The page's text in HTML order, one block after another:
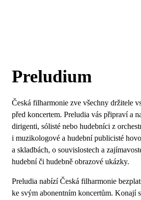
Preludium
Česká filharmonie zve všechny držitele
před koncertem. Preludia vás připraví a
dirigenti, sólisté nebo hudebníci z
i muzikologové a hudební publicisté
a skladbách, o souvislostech a
hudební či hudebně obrazové ukázky.
Preludia nabízí Česká filharmonie
ke svým abonentním koncertům. Konají